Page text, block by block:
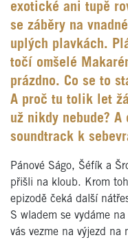
exotické ani tupě
se záběry na
uplých plavkách.
točí omšelé
prázdno. Co se to
A proč tu tolik let
už nikdy nebude?
soundtrack k
Pánové Ságo, Šéfík a
přišli na kloub. Krom
epizodě čeká další
S wladem se vydáme
vás vezme na výjezd na